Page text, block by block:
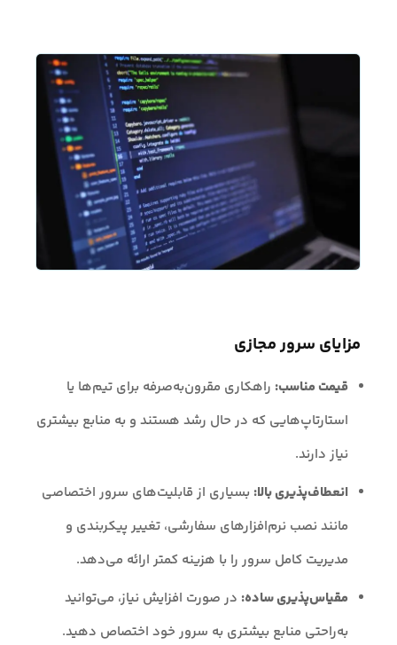
مزایای سرور مجازی
قیمت مناسب: راهکاری مقرون‌به‌صرفه برای تیم‌ها یا
استارتاپ‌هایی که در حال رشد هستند و به منابع بیشتری
نیاز دارند.
انعطاف‌پذیری بالا: بسیاری از قابلیت‌های سرور اختصاصی
مانند نصب نرم‌افزارهای سفارشی، تغییر پیکربندی و
مدیریت کامل سرور را با هزینه کمتر ارائه می‌دهد.
مقیاس‌پذیری ساده: در صورت افزایش نیاز، می‌توانید
به‌راحتی منابع بیشتری به سرور خود اختصاص دهید.